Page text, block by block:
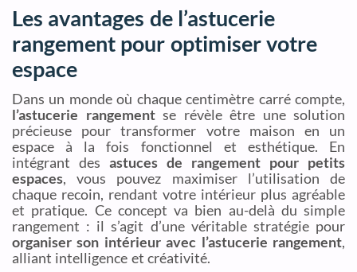
Les avantages de l’astucerie
rangement pour optimiser votre
espace
Dans un monde où chaque centimètre carré compte,
l’astucerie rangementse révèle être une solution
précieuse pour transformer votre maison en un
espace à la fois fonctionnel et esthétique. En
intégrant des astuces de rangement pour petits
espaces, vous pouvez maximiser l’utilisation de
chaque recoin, rendant votre intérieur plus agréable
et pratique. Ce concept va bien au-delà du simple
rangement : il s’agit d’une véritable stratégie pour
organiser son intérieur avec l’astucerie rangement,
alliant intelligence et créativité.